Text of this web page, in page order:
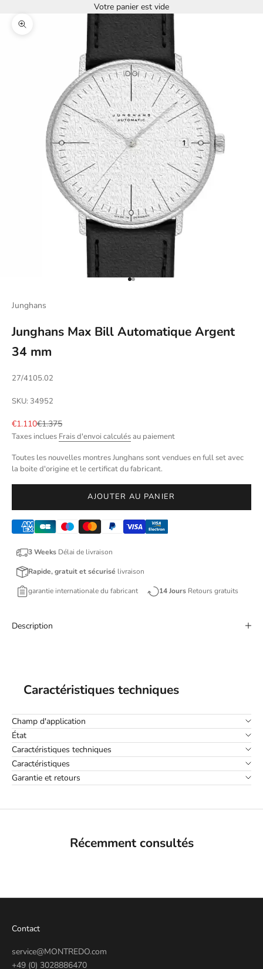
Votre panier est vide
Zoomer sur l'image
Aller à l'élément 1
Aller à l'élément 2
Junghans
Junghans Max Bill Automatique Argent
34 mm
27/4105.02
SKU: 34952
Prix de vente
€1.110Prix normal
€1.375
Taxes inclues Frais d'envoi calculésau paiement
Toutes les nouvelles montres Junghans sont vendues en full set avec
la boite d'origine et le certificat du fabricant.
AJOUTER AU PANIER
3 Weeks Délai de livraison
Rapide, gratuit et sécurisé livraison
garantie internationale du fabricant 14 Jours Retours gratuits
Description
Caractéristiques techniques
Champ d'application
État
Caractéristiques techniques
Caractéristiques
Garantie et retours
Récemment consultés
Contact
service@MONTREDO.com
+49 (0) 3028886470